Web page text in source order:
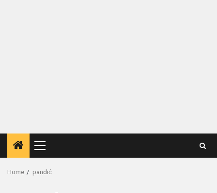
Primary
Menu
Home pandić